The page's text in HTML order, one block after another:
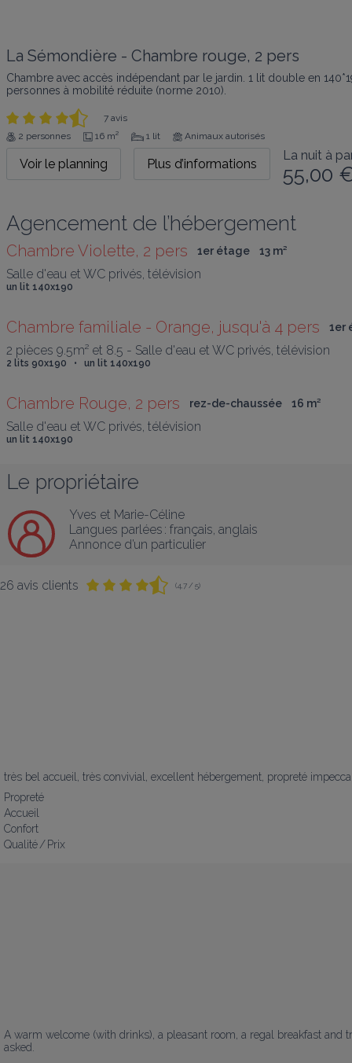
La Sémondière - Chambre rouge, 2 pers
Chambre avec accès indépendant par le jardin. 1 lit double en
personnes à mobilité réduite (norme 2010).
7 avis
2 personnes
16 m² 1 lit Animaux autorisés
Voir le planning Plus d’informations
La nuit à
55,00
Agencement de l’hébergement
Chambre Violette, 2 pers 1er étage 13 m²
Salle d'eau et WC privés, télévision
un lit 140x190
Chambre familiale - Orange, jusqu'à 4 pers 1er
2 pièces 9.5m² et 8.5 - Salle d'eau et WC privés, télévision
2 lits 90x190   •   un lit 140x190
Chambre Rouge, 2 pers rez-de-chaussée 16 m²
Salle d'eau et WC privés, télévision
un lit 140x190
Le propriétaire
Yves et Marie-Céline
Langues parlées : français anglais
Annonce d’un particulier
26 avis clients (4,7 / 5)
très bel accueil, très convivial, excellent hébergement, propreté
Propreté
Accueil
Confort
Qualité / Prix
A warm welcome (with drinks), a pleasant room, a regal breakfast
asked.